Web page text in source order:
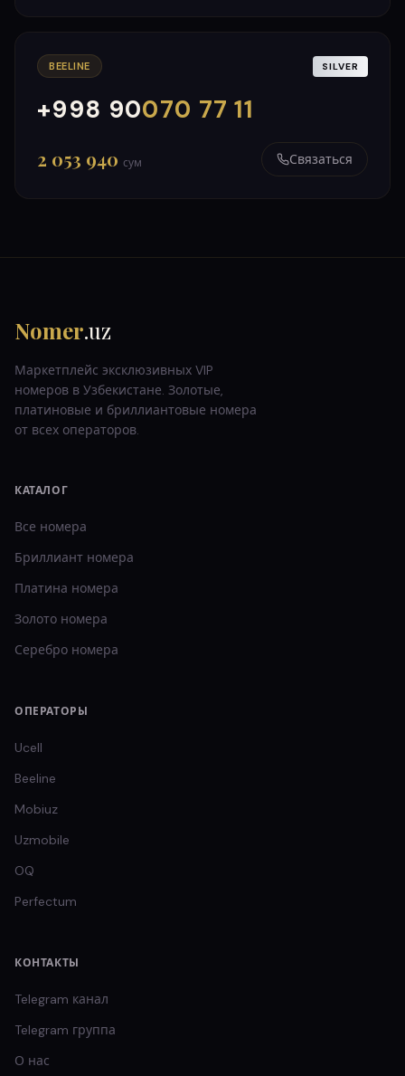
BEELINE SILVER
+998 90070 77 11
000
999
2 053 940 сум Связаться
Nomer.uz
Маркетплейс эксклюзивных VIP
номеров в Узбекистане. Золотые,
платиновые и бриллиантовые номера
от всех операторов.
КАТАЛОГ
Все номера
Бриллиант номера
Платина номера
Золото номера
Серебро номера
ОПЕРАТОРЫ
Ucell
Beeline
Mobiuz
Uzmobile
OQ
Perfectum
КОНТАКТЫ
Telegram канал
Telegram группа
О нас